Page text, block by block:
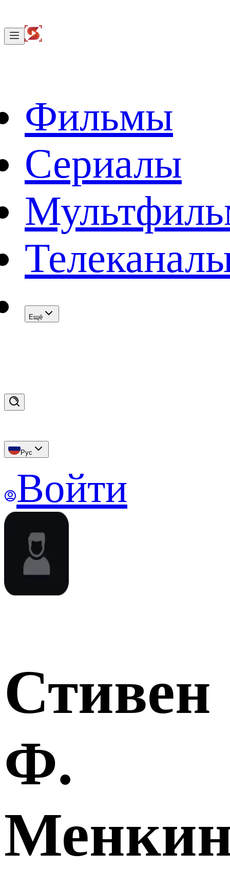
Фильмы
Сериалы
Eщё
Рус
Войти
Стивен
Ф.